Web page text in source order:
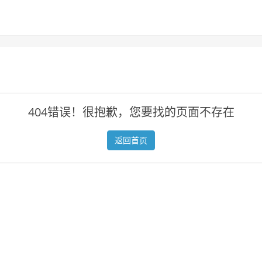
404错误！很抱歉，您要找的页面不存在
返回首页